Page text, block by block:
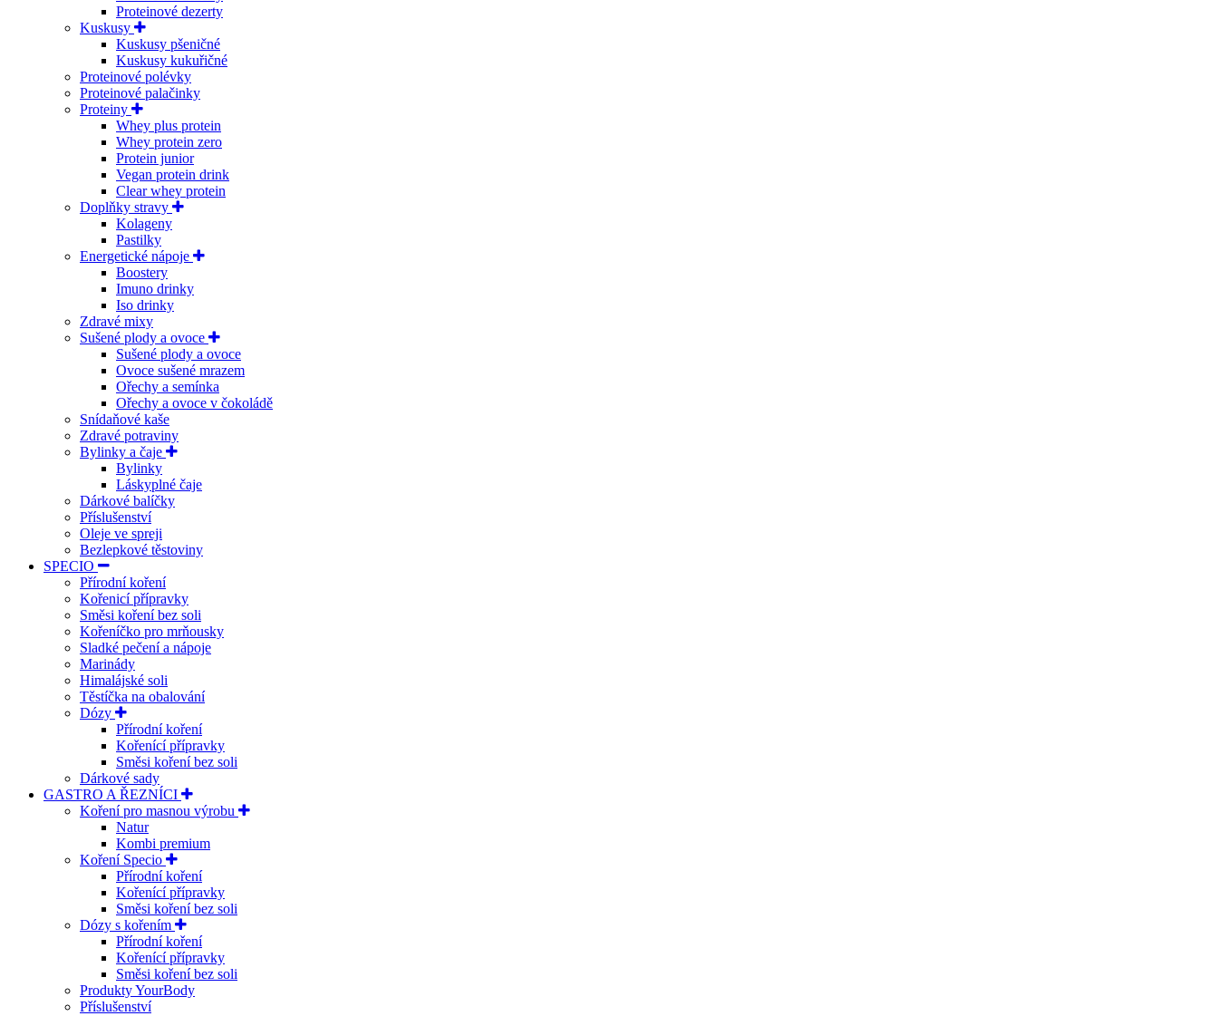
Proteinové dezerty
Kuskusy
Kuskusy pšeničné
Kuskusy kukuřičné
Proteinové polévky
Proteinové palačinky
Proteiny
Whey plus protein
Whey protein zero
Protein junior
Vegan protein drink
Clear whey protein
Doplňky stravy
Kolageny
Pastilky
Energetické nápoje
Boostery
Imuno drinky
Iso drinky
Zdravé mixy
Sušené plody a ovoce
Sušené plody a ovoce
Ovoce sušené mrazem
Ořechy a semínka
Ořechy a ovoce v čokoládě
Snídaňové kaše
Zdravé potraviny
Bylinky a čaje
Bylinky
Láskyplné čaje
Dárkové balíčky
Příslušenství
Oleje ve spreji
Bezlepkové těstoviny
SPECIO
Přírodní koření
Kořenicí přípravky
Směsi koření bez soli
Kořeníčko pro mrňousky
Sladké pečení a nápoje
Marinády
Himalájské soli
Těstíčka na obalování
Dózy
Přírodní koření
Kořenící přípravky
Směsi koření bez soli
Dárkové sady
GASTRO A ŘEZNÍCI
Koření pro masnou výrobu
Natur
Kombi premium
Koření Specio
Přírodní koření
Kořenící přípravky
Směsi koření bez soli
Dózy s kořením
Přírodní koření
Kořenící přípravky
Směsi koření bez soli
Produkty YourBody
Příslušenství